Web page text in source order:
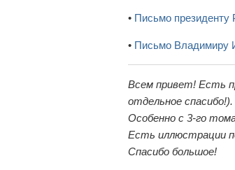
• Письмо президенту
• Письмо Владимиру
Всем привет! Есть
отдельное
Особенно с 3-го
Есть иллюстрации
Спасибо большое!